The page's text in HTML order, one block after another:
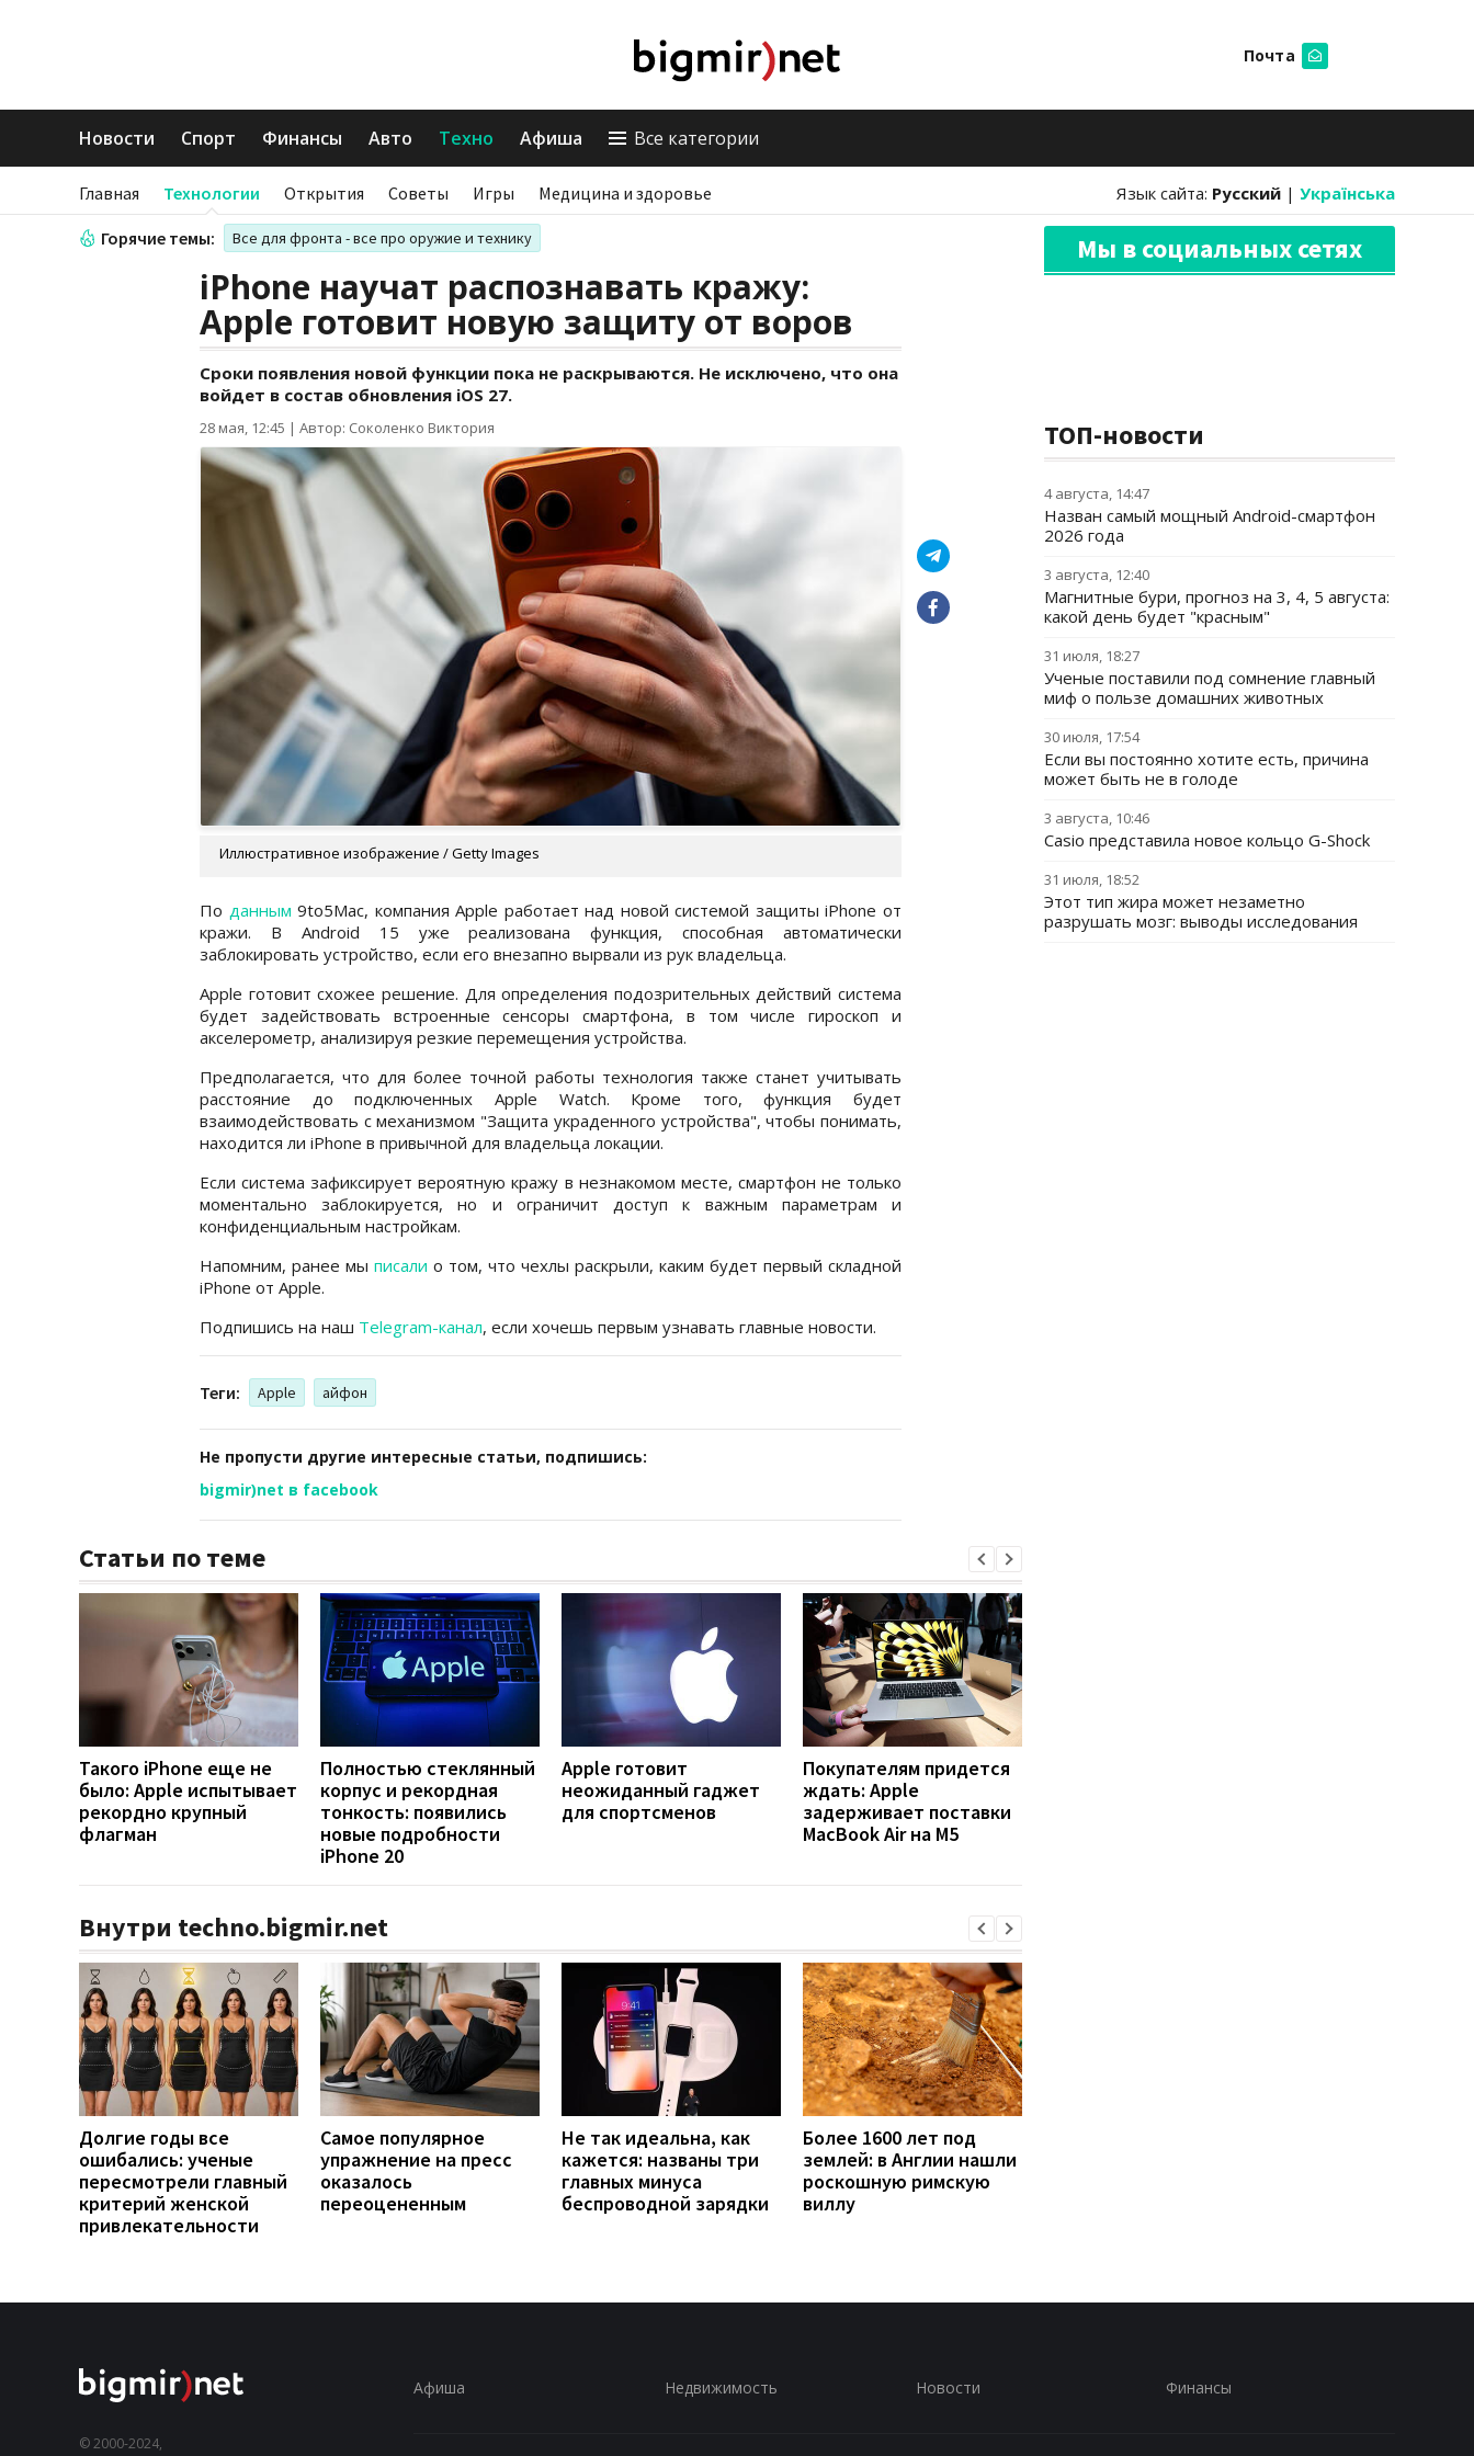
Почта
Новости Спорт Финансы Авто Техно Афиша Все категории
Главная Технологии Открытия Советы Игры Медицина и здоровье Язык сайта: Русский | Українська
Горячие темы: Все для фронта - все про оружие и технику
iPhone научат распознавать кражу:
Apple готовит новую защиту от воров
Сроки появления новой функции пока не раскрываются. Не исключено, что она
войдет в состав обновления iOS 27.
28 мая, 12:45 | Автор: Соколенко Виктория
Иллюстративное изображение / Getty Images
По данным 9to5Mac, компания Apple работает над новой системой защиты iPhone от
кражи. В Android 15 уже реализована функция, способная автоматически
заблокировать устройство, если его внезапно вырвали из рук владельца.
Apple готовит схожее решение. Для определения подозрительных действий система
будет задействовать встроенные сенсоры смартфона, в том числе гироскоп и
акселерометр, анализируя резкие перемещения устройства.
Предполагается, что для более точной работы технология также станет учитывать
расстояние до подключенных Apple Watch. Кроме того, функция будет
взаимодействовать с механизмом "Защита украденного устройства", чтобы понимать,
находится ли iPhone в привычной для владельца локации.
Если система зафиксирует вероятную кражу в незнакомом месте, смартфон не только
моментально заблокируется, но и ограничит доступ к важным параметрам и
конфиденциальным настройкам.
Напомним, ранее мы писали о том, что чехлы раскрыли, каким будет первый складной
iPhone от Apple.
Подпишись на наш Telegram-канал, если хочешь первым узнавать главные новости.
Теги: Apple айфон
Не пропусти другие интересные статьи, подпишись:
bigmir)net в facebook
Статьи по теме
Такого iPhone еще не
было: Apple испытывает
рекордно крупный
флагман
Полностью стеклянный
корпус и рекордная
тонкость: появились
новые подробности
iPhone 20
Apple готовит
неожиданный гаджет
для спортсменов
Покупателям придется
ждать: Apple
задерживает поставки
MacBook Air на M5
Внутри techno.bigmir.net
Долгие годы все
ошибались: ученые
пересмотрели главный
критерий женской
привлекательности
Самое популярное
упражнение на пресс
оказалось
переоцененным
Не так идеальна, как
кажется: названы три
главных минуса
беспроводной зарядки
Более 1600 лет под
землей: в Англии нашли
роскошную римскую
виллу
Мы в социальных сетях
ТОП-новости
4 августа, 14:47
Назван самый мощный Android-смартфон
2026 года
3 августа, 12:40
Магнитные бури, прогноз на 3, 4, 5 августа:
какой день будет "красным"
31 июля, 18:27
Ученые поставили под сомнение главный
миф о пользе домашних животных
30 июля, 17:54
Если вы постоянно хотите есть, причина
может быть не в голоде
3 августа, 10:46
Casio представила новое кольцо G-Shock
31 июля, 18:52
Этот тип жира может незаметно
разрушать мозг: выводы исследования
© 2000-2024,
Афиша Недвижимость Новости Финансы